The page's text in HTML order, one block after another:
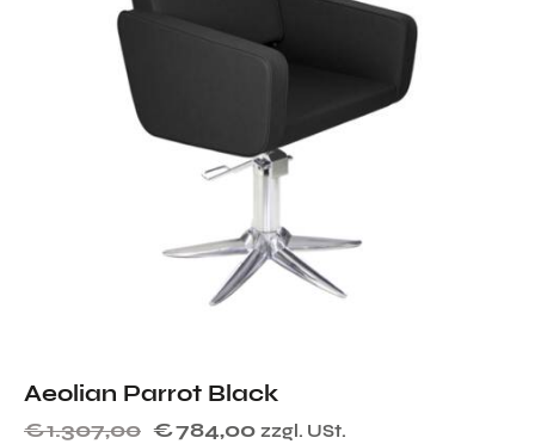
Aeolian Parrot Black
€1.307,00 €784,00 zzgl. USt.